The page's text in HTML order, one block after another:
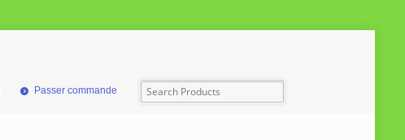
Passer commande